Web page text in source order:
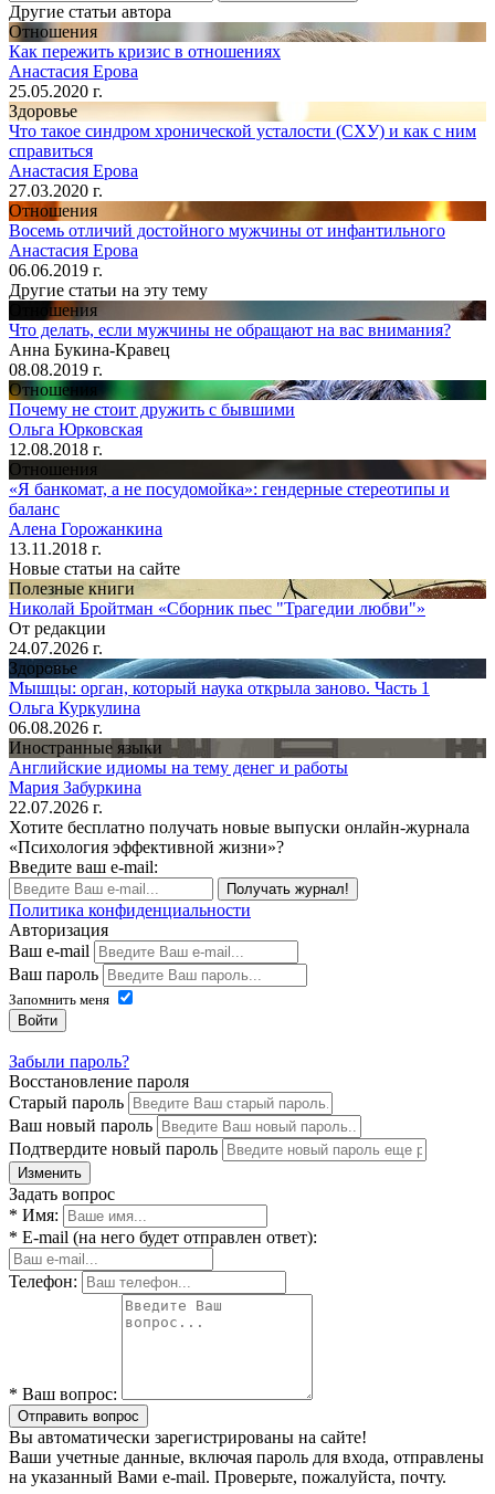
Другие статьи автора
Отношения
Как пережить кризис в отношениях
Анастасия Ерова
25.05.2020 г.
Здоровье
Что такое синдром хронической усталости (СХУ) и как с ним
справиться
Анастасия Ерова
27.03.2020 г.
Отношения
Восемь отличий достойного мужчины от инфантильного
Анастасия Ерова
06.06.2019 г.
Другие статьи на эту тему
Отношения
Что делать, если мужчины не обращают на вас внимания?
Анна Букина-Кравец
08.08.2019 г.
Отношения
Почему не стоит дружить с бывшими
Ольга Юрковская
12.08.2018 г.
Отношения
«Я банкомат, а не посудомойка»: гендерные стереотипы и
баланс
Алена Горожанкина
13.11.2018 г.
Новые статьи на сайте
Полезные книги
Николай Бройтман «Сборник пьес "Трагедии любви"»
От редакции
24.07.2026 г.
Здоровье
Мышцы: орган, который наука открыла заново. Часть 1
Ольга Куркулина
06.08.2026 г.
Иностранные языки
Английские идиомы на тему денег и работы
Мария Забуркина
22.07.2026 г.
Хотите бесплатно получать новые выпуски онлайн-журнала
«Психология эффективной жизни»?
Введите ваш e-mail:
Получать журнал!
Политика конфиденциальности
Авторизация
Ваш e-mail
Ваш пароль
Запомнить меня
Войти
Забыли пароль?
Восстановление пароля
Старый пароль
Ваш новый пароль
Подтвердите новый пароль
Изменить
Задать вопрос
* Имя:
* E-mail (на него будет отправлен ответ):
Телефон:
* Ваш вопрос:
Отправить вопрос
Вы автоматически зарегистрированы на сайте!
Ваши учетные данные, включая пароль для входа, отправлены
на указанный Вами e-mail. Проверьте, пожалуйста, почту.